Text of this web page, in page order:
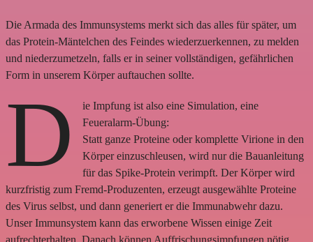
Die Armada des Immunsystems merkt sich das alles für später, um
das Protein-Mäntelchen des Feindes wiederzuerkennen, zu melden
und niederzumetzeln, falls er in seiner vollständigen, gefährlichen
Form in unserem Körper auftauchen sollte.
D
ie Impfung ist also eine Simulation, eine
Feueralarm-Übung:
Statt ganze Proteine oder komplette Virione in den
Körper einzuschleusen, wird nur die Bauanleitung
für das Spike-Protein verimpft. Der Körper wird
kurzfristig zum Fremd-Produzenten, erzeugt ausgewählte Proteine
des Virus selbst, und dann generiert er die Immunabwehr dazu.
Unser Immunsystem kann das erworbene Wissen einige Zeit